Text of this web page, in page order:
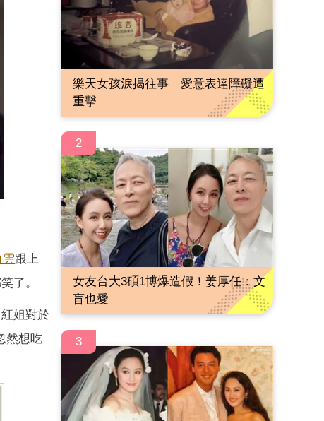
雲跟上
了。
姐對於
然想吃
樂天女孩淚揭往事 愛意表達障礙遭
重擊
2
女友台大3碩1博爆造假！姜厚任：文
盲也愛
3